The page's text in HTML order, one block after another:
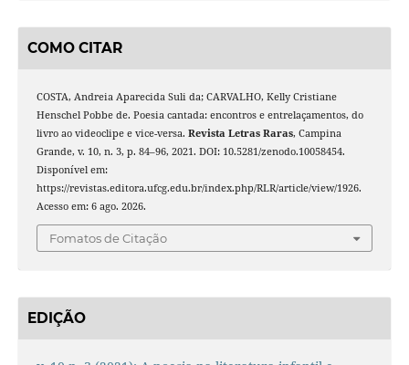
COMO CITAR
COSTA, Andreia Aparecida Suli da; CARVALHO, Kelly Cristiane
Henschel Pobbe de. Poesia cantada: encontros e entrelaçamentos, do
livro ao videoclipe e vice-versa. Revista Letras Raras, Campina
Grande, v. 10, n. 3, p. 84–96, 2021. DOI: 10.5281/zenodo.10058454.
Disponível em:
https://revistas.editora.ufcg.edu.br/index.php/RLR/article/view/1926.
Acesso em: 6 ago. 2026.
Fomatos de Citação
EDIÇÃO